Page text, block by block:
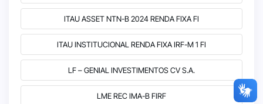
ITAU ASSET NTN-B 2024 RENDA FIXA FI
ITAU INSTITUCIONAL RENDA FIXA IRF-M 1 FI
LF – GENIAL INVESTIMENTOS CV S.A.
LME REC IMA-B FIRF